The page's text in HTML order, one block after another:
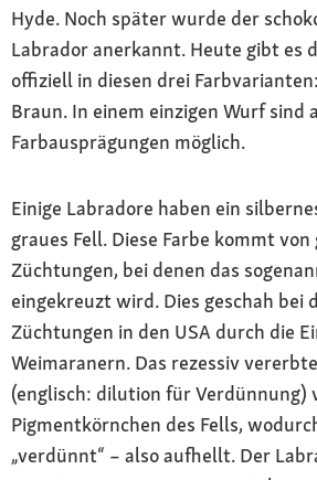
Hyde. Noch später wurde der
Labrador anerkannt. Heute gibt es
offiziell in diesen drei
Braun. In einem einzigen Wurf sind
Farbausprägungen möglich.
Einige Labradore haben ein
graues Fell. Diese Farbe kommt
Züchtungen, bei denen das
eingekreuzt wird. Dies geschah bei
Züchtungen in den USA durch die
Weimaranern. Das rezessiv
(englisch: dilution für Verdünnung)
Pigmentkörnchen des Fells,
„verdünnt“ – also aufhellt. Der